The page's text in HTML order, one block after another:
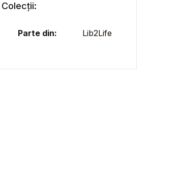
Colecții:
Parte din: Lib2Life